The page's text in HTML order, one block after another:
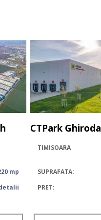
mp
CTPark Ghiroda
TIMISOARA
SUPRAFATA:
PRET: